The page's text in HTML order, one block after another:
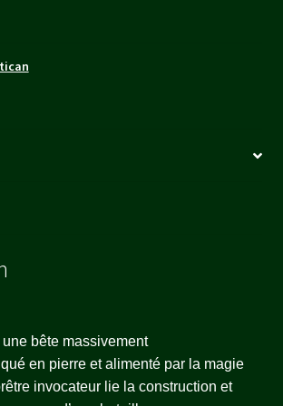
bête massivement
en pierre et alimenté par la magie
invocateur lie la construction et